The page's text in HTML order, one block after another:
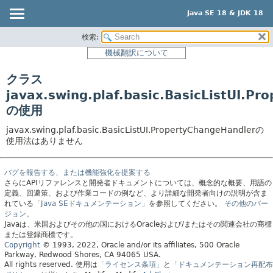
Java SE 18 & JDK 18
パッケージ
クラス
使用
ツリー
新規
非推奨
索引
ヘルプ
検索:
機械翻訳について
クラス
の使用
javax.swing.plaf.basic.BasicListUI.PropertyChangeHandlerの
使用法はありません
バグを報告する、または機能強化を提案する
さらにAPIリファレンスと開発者ドキュメントについては、概念的な概要、用語の
定義、回避策、および作業コードの例など、より詳細な開発者向けの説明が含ま
れている 「Java SEドキュメンテーション」 を参照してください。
その他のバー
ジョン。
Javaは、米国およびその他の国におけるOracleおよび/またはその関連会社の商標
または登録商標です。
Copyright © 1993, 2022, Oracle and/or its affiliates, 500 Oracle
Parkway, Redwood Shores, CA 94065 USA.
All rights reserved. 使用は 「ライセンス条項」 と
「ドキュメンテーション再配布